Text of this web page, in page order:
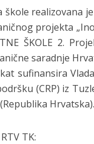
škole realizovana
projekta
ŠKOLE 2.
saradnje
sufinansira
(CRP) iz
Hrvatska).
TK: